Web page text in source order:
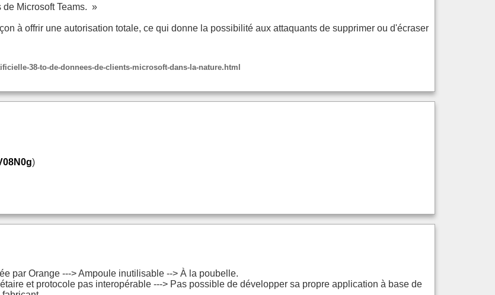
de Microsoft Teams. »
à offrir une autorisation totale, ce qui donne la possibilité aux attaquants de supprimer ou d'écraser
38-to-de-donnees-de-clients-microsoft-dans-la-nature.html
)
par Orange ---> Ampoule inutilisable --> À la poubelle.
et protocole pas interopérable ---> Pas possible de développer sa propre application à base de